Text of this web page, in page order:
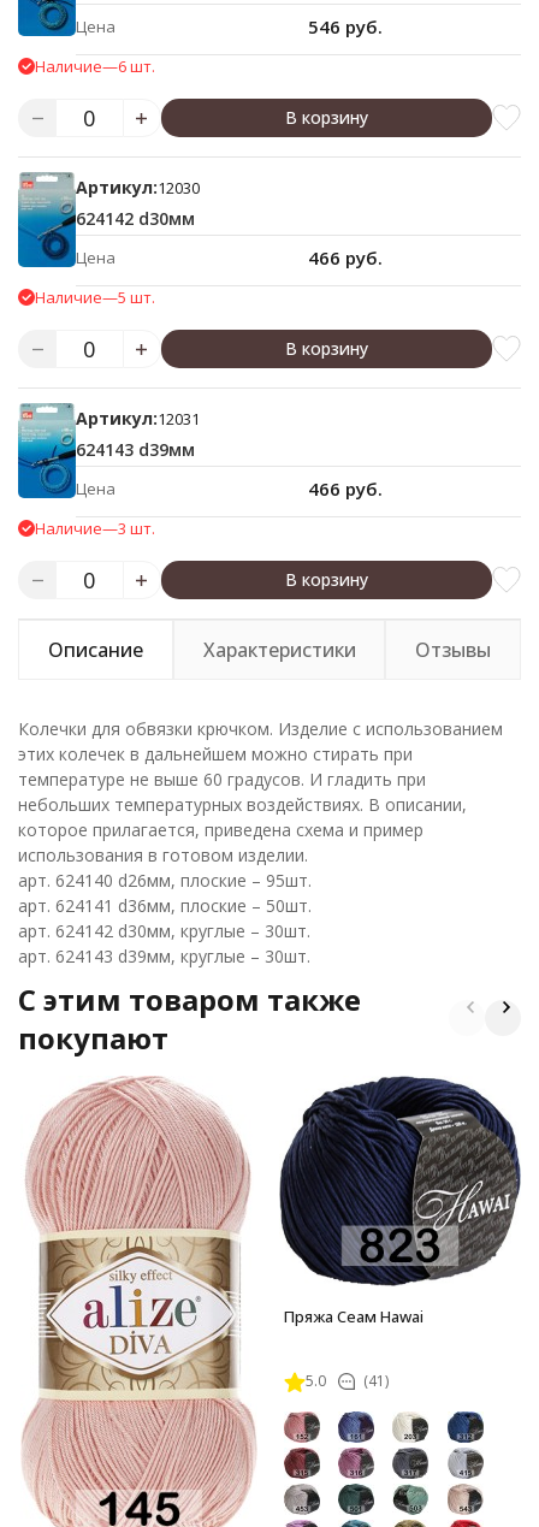
Цена 546 руб.
Наличие—6 шт.
В корзину
Артикул:12030
624142 d30мм
Цена 466 руб.
Наличие—5 шт.
В корзину
Артикул:12031
624143 d39мм
Цена 466 руб.
Наличие—3 шт.
В корзину
Описание Характеристики Отзывы
Колечки для обвязки крючком. Изделие с использованием
этих колечек в дальнейшем можно стирать при
температуре не выше 60 градусов. И гладить при
небольших температурных воздействиях. В описании,
которое прилагается, приведена схема и пример
использования в готовом изделии.
арт. 624140 d26мм, плоские – 95шт.
арт. 624141 d36мм, плоские – 50шт.
арт. 624142 d30мм, круглые – 30шт.
арт. 624143 d39мм, круглые – 30шт.
C этим товаром также
покупают
Пряжа Сеам Hawai
5.0 (41)